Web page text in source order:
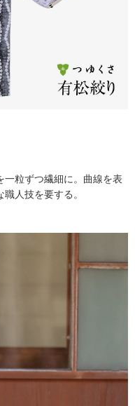
一粒ずつ繊細に。曲線を表
人技を要する。